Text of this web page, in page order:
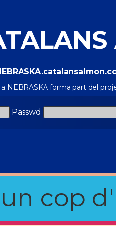
a NEBRASKA forma part del
Passwd
cop